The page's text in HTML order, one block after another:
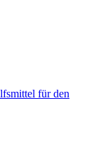
für den